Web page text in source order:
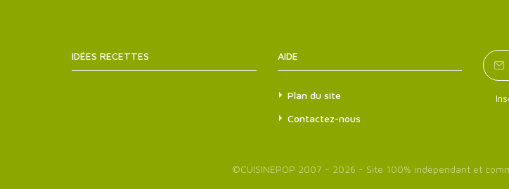
IDÉES RECETTES AIDE
Plan du site
Contactez-nous
©CUISINEPOP 2007 - 2026 - Site 100% indépendant et